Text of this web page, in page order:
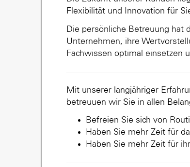
Flexibilität und Innovation für
Die persönliche Betreuung hat
Unternehmen, ihre
Fachwissen optimal einsetzen
Mit unserer langjähriger
betreuuen wir Sie in allen
Befreien Sie sich von
Haben Sie mehr Zeit für
Haben Sie mehr Zeit für